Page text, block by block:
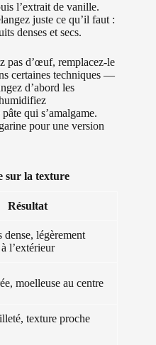
l’extrait de vanille.
juste ce qu’il faut :
denses et secs.
pas d’œuf, remplacez-le
certaines techniques —
d’abord les
qui s’amalgame.
pour une version
sur la texture
Résultat
légèrement
l’extérieur
moelleuse au centre
texture proche